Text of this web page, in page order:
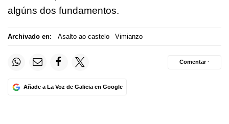
algúns dos fundamentos.
Archivado en: Asalto ao castelo Vimianzo
Añade a La Voz de Galicia en Google
Comentar ·